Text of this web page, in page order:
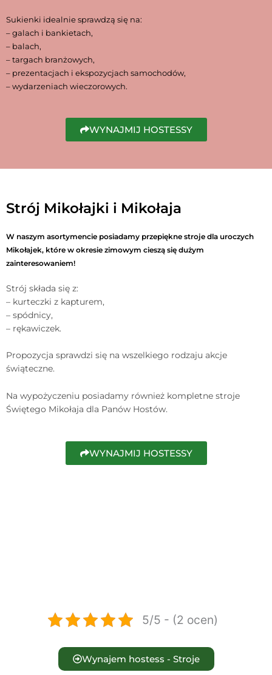
Sukienki idealnie sprawdzą się na:
– galach i bankietach,
– balach,
– targach branżowych,
– prezentacjach i ekspozycjach samochodów,
– wydarzeniach wieczorowych.
WYNAJMIJ HOSTESSY
Strój Mikołajki i Mikołaja
W naszym asortymencie posiadamy przepiękne stroje dla uroczych
Mikołajek, które w okresie zimowym cieszą się dużym
zainteresowaniem!
Strój składa się z:
– kurteczki z kapturem,
– spódnicy,
– rękawiczek.
Propozycja sprawdzi się na wszelkiego rodzaju akcje
świąteczne.
Na wypożyczeniu posiadamy również kompletne stroje
Świętego Mikołaja dla Panów Hostów.
WYNAJMIJ HOSTESSY
5/5 - (2 ocen)
Wynajem hostess - Stroje